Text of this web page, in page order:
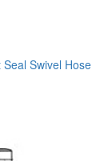
Swivel Hose